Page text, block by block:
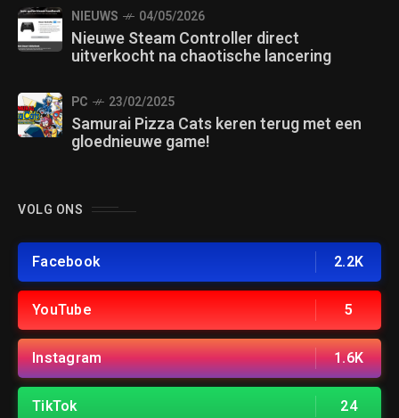
NIEUWS 04/05/2026
Nieuwe Steam Controller direct
uitverkocht na chaotische lancering
PC 23/02/2025
Samurai Pizza Cats keren terug met een
gloednieuwe game!
VOLG ONS
Facebook 2.2K
YouTube 5
Instagram 1.6K
TikTok 24